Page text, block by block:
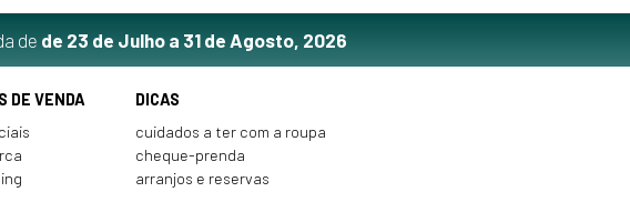
de de 23 de Julho a 31 de Agosto, 2026
DE VENDA
DICAS
cuidados a ter com a roupa
cheque-prenda
arranjos e reservas